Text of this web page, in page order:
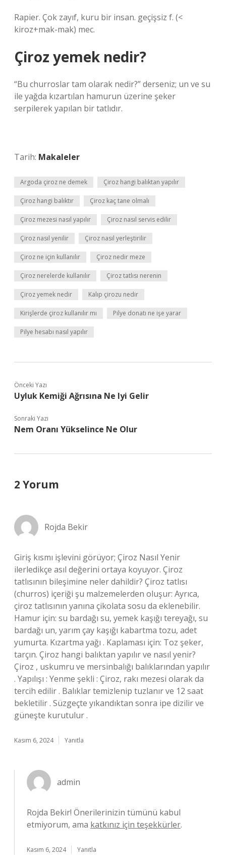
Rapier. Çok zayıf, kuru bir insan. geçişsiz f. (<
kiroz+mak-mak) mec.
Çiroz yemek nedir?
“Bu churroslar tam olarak nedir?” derseniz; un ve su
ile yağda kızartılan hamurun üzerine şeker
serpilerek yapılan bir tatlıdır.
Tarih: Makaleler
Argoda çiroz ne demek Çiroz hangi balıktan yapılır
Çiroz hangi balıktır Çiroz kaç tane olmalı
Çiroz mezesi nasıl yapılır Çiroz nasıl servis edilir
Çiroz nasıl yenilir Çiroz nasıl yerleştirilir
Çiroz ne için kullanılır Çiroz nedir meze
Çiroz nerelerde kullanılır Çiroz tatlısı nerenin
Çiroz yemek nedir Kalıp çirozu nedir
Kirişlerde çiroz kullanılır mı Pilye donatı ne işe yarar
Pilye hesabı nasıl yapılır
Önceki Yazı
Uyluk Kemiği Ağrısına Ne Iyi Gelir
Sonraki Yazı
Nem Oranı Yükselince Ne Olur
2 Yorum
Rojda Bekir
Giriş kısmı işlevini görüyor; Çiroz Nasıl Yenir
ilerledikçe asıl değerini ortaya koyuyor. Çiroz
tatlısının bileşimine neler dahildir? Çiroz tatlısı
(churros) içeriği şu malzemelerden oluşur: Ayrıca,
çiroz tatlısının yanına çikolata sosu da eklenebilir.
Hamur için: su bardağı su, yemek kaşığı tereyağı, su
bardağı un, yarım çay kaşığı kabartma tozu, adet
yumurta. Kızartma yağı . Kaplaması için: Toz şeker,
tarçın. Çiroz hangi balıktan yapılır ve nasıl yenir?
Çiroz , uskumru ve mersinbalığı balıklarından yapılır
. Yapılışı : Yenme şekli : Çiroz, rakı mezesi olarak da
tercih edilir . Balıklar temizlenip tuzlanır ve 12 saat
bekletilir . Süzgeçte yıkandıktan sonra ipe dizilir ve
güneşte kurutulur .
Kasım 6, 2024 Yanıtla
admin
Rojda Bekir! Önerilerinizin tümünü kabul
etmiyorum, ama katkınız için teşekkürler.
Kasım 6, 2024 Yanıtla